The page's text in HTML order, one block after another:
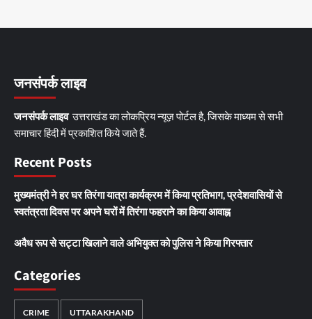
जनसंपर्क लाइव
जनसंपर्क लाइवउत्तराखंड का लोकप्रिय न्यूज़ पोर्टल है, जिसके माध्यम से सभी
समाचार हिंदी में प्रकाशित किये जाते हैं.
Recent Posts
मुख्यमंत्री ने हर घर तिरंगा यात्रा कार्यक्रम में किया प्रतिभाग, प्रदेशवासियों से
स्वतंत्रता दिवस पर अपने घरों में तिरंगा फहराने का किया आवाह्न
अवैध रूप से सट्टा खिलाने वाले अभियुक्त को पुलिस ने किया गिरफ्तार
Categories
CRIME UTTARAKHAND